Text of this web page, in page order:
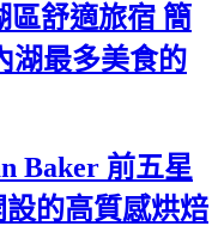
區舒適旅宿 簡
湖最多美食的
Baker 前五星
的高質感烘焙